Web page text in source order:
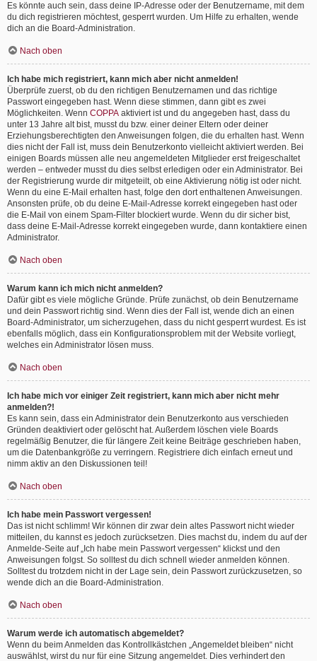
Es könnte auch sein, dass deine IP-Adresse oder der Benutzername, mit dem
du dich registrieren möchtest, gesperrt wurden. Um Hilfe zu erhalten, wende
dich an die Board-Administration.
Nach oben
Ich habe mich registriert, kann mich aber nicht anmelden!
Überprüfe zuerst, ob du den richtigen Benutzernamen und das richtige
Passwort eingegeben hast. Wenn diese stimmen, dann gibt es zwei
Möglichkeiten. Wenn COPPA aktiviert ist und du angegeben hast, dass du
unter 13 Jahre alt bist, musst du bzw. einer deiner Eltern oder deiner
Erziehungsberechtigten den Anweisungen folgen, die du erhalten hast. Wenn
dies nicht der Fall ist, muss dein Benutzerkonto vielleicht aktiviert werden. Bei
einigen Boards müssen alle neu angemeldeten Mitglieder erst freigeschaltet
werden – entweder musst du dies selbst erledigen oder ein Administrator. Bei
der Registrierung wurde dir mitgeteilt, ob eine Aktivierung nötig ist oder nicht.
Wenn du eine E-Mail erhalten hast, folge den dort enthaltenen Anweisungen.
Ansonsten prüfe, ob du deine E-Mail-Adresse korrekt eingegeben hast oder
die E-Mail von einem Spam-Filter blockiert wurde. Wenn du dir sicher bist,
dass deine E-Mail-Adresse korrekt eingegeben wurde, dann kontaktiere einen
Administrator.
Nach oben
Warum kann ich mich nicht anmelden?
Dafür gibt es viele mögliche Gründe. Prüfe zunächst, ob dein Benutzername
und dein Passwort richtig sind. Wenn dies der Fall ist, wende dich an einen
Board-Administrator, um sicherzugehen, dass du nicht gesperrt wurdest. Es ist
ebenfalls möglich, dass ein Konfigurationsproblem mit der Website vorliegt,
welches ein Administrator lösen muss.
Nach oben
Ich habe mich vor einiger Zeit registriert, kann mich aber nicht mehr
anmelden?!
Es kann sein, dass ein Administrator dein Benutzerkonto aus verschieden
Gründen deaktiviert oder gelöscht hat. Außerdem löschen viele Boards
regelmäßig Benutzer, die für längere Zeit keine Beiträge geschrieben haben,
um die Datenbankgröße zu verringern. Registriere dich einfach erneut und
nimm aktiv an den Diskussionen teil!
Nach oben
Ich habe mein Passwort vergessen!
Das ist nicht schlimm! Wir können dir zwar dein altes Passwort nicht wieder
mitteilen, du kannst es jedoch zurücksetzen. Dies machst du, indem du auf der
Anmelde-Seite auf „Ich habe mein Passwort vergessen“ klickst und den
Anweisungen folgst. So solltest du dich schnell wieder anmelden können.
Solltest du trotzdem nicht in der Lage sein, dein Passwort zurückzusetzen, so
wende dich an die Board-Administration.
Nach oben
Warum werde ich automatisch abgemeldet?
Wenn du beim Anmelden das Kontrollkästchen „Angemeldet bleiben“ nicht
auswählst, wirst du nur für eine Sitzung angemeldet. Dies verhindert den